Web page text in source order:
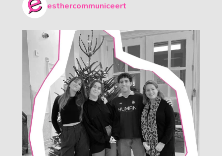
esthercommuniceert